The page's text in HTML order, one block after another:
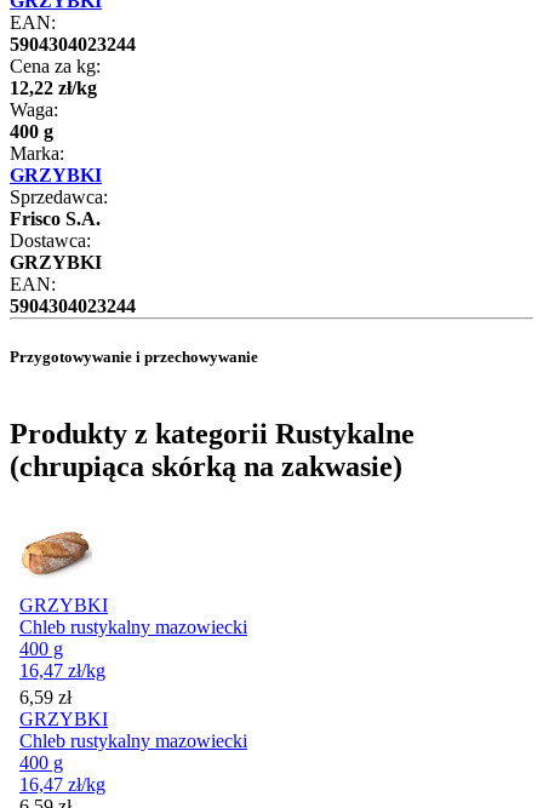
EAN:
5904304023244
Cena za kg:
12,22 zł/kg
Waga:
400 g
Marka:
GRZYBKI
Sprzedawca:
Frisco S.A.
Dostawca:
GRZYBKI
EAN:
5904304023244
Przygotowywanie i przechowywanie
Produkty z kategorii Rustykalne
(chrupiąca skórką na zakwasie)
GRZYBKI
Chleb rustykalny mazowiecki
400 g
16,47 zł/kg
Cena
6,59 zł
GRZYBKI
Chleb rustykalny mazowiecki
400 g
16,47 zł/kg